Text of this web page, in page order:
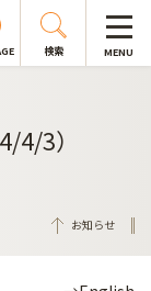
検索 MENU
4/3）
お知らせ